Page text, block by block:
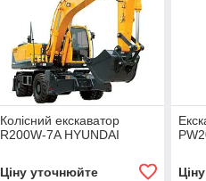
Колісний екскаватор
R200W-7A HYUNDAI
Ціну уточнюйте